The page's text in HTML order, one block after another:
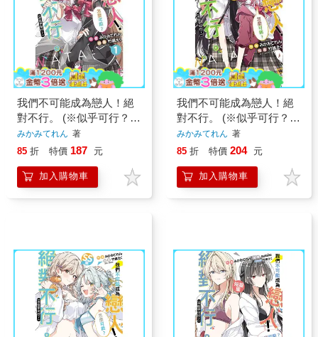
我們不可能成為戀人！絕
對不行。 (※似乎可行？)
01
みかみてれん 著
85 折 特價 187 元
加入購物車
我們不可能成為戀人！絕
對不行。 (※似乎可行？)
02
みかみてれん 著
85 折 特價 204 元
加入購物車